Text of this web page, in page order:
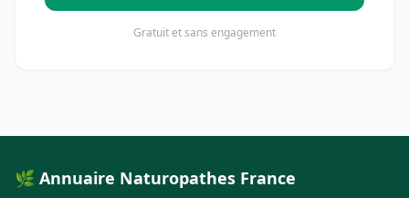
Gratuit et sans engagement
🌿 Annuaire Naturopathes France